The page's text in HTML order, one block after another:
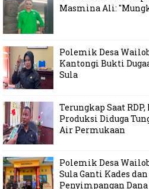
Masmina Ali:
Polemik Desa
Kantongi Bukti
Sula
Terungkap Saat
Produksi Diduga
Air Permukaan
Polemik Desa
Sula Ganti Kades
Penyimpangan Dana